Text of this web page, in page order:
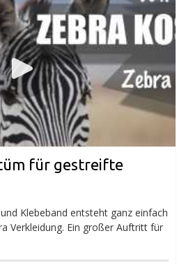
für gestreifte
Klebeband entsteht ganz einfach
Verkleidung. Ein großer Auftritt für